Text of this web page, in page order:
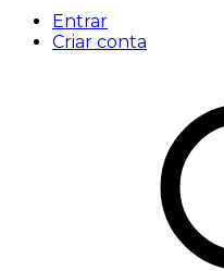
Entrar
Criar conta